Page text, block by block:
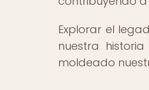
Explorar el
nuestra
moldeado